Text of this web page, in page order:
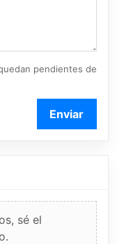
pendientes de
Enviar
sé el